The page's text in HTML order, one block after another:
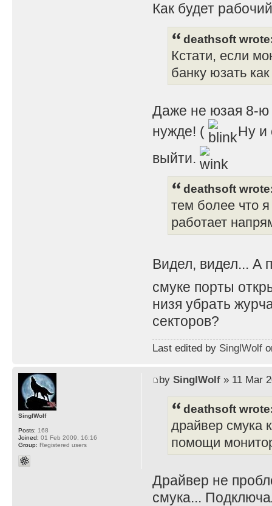
Как будет
deathsoft
Кстати, если
банку юзать
Даже не юзая 8-ю
нужде! (
Ну и
выйти.
deathsoft
тем более что
работает
Видел, видел... А
смуке порты
низя убрать
секторов?
Last edited by SinglWolf
by SinglWolf» 11 Mar
deathsoft
драйвер смука
помощи
Драйвер не
смука...
SinglWolf
Posts: 168
Joined: 01 Feb 2009, 16:16
Group: Registered users